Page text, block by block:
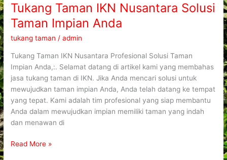
Tukang Taman IKN Nusantara Solusi
Taman Impian Anda
tukang taman /admin
Tukang Taman IKN Nusantara Profesional Solusi Taman
Impian Anda,:. Selamat datang di artikel kami yang membahas
jasa tukang taman di IKN. Jika Anda mencari solusi untuk
mewujudkan taman impian Anda, Anda telah datang ke tempat
yang tepat. Kami adalah tim profesional yang siap membantu
Anda dalam mewujudkan impian memiliki taman yang indah
dan menawan di
Read More »